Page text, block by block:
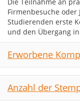
Firmenbesuche oder
Studierenden erste
und den Übergang
Erworbene
Anzahl der